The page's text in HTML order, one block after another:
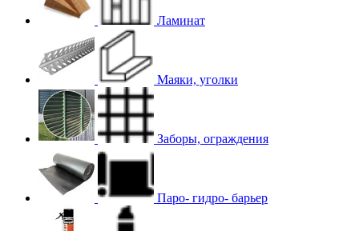
Ламинат
Маяки, уголки
Заборы, ограждения
Паро- гидро- барьер